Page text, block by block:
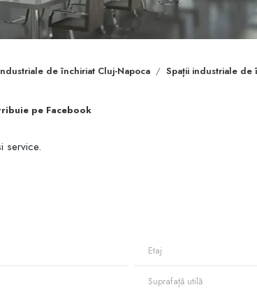
de închiriat Cluj-Napoca Spații industriale de
pe Facebook
service.
Etaj
Suprafață utilă